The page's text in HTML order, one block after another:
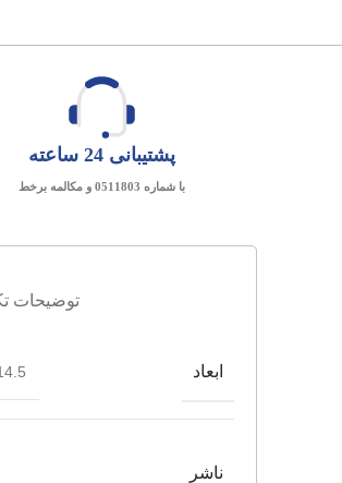
پشتیبانی 24 ساعته
با شماره 0511803 و مکالمه برخط
توضیحات
ابعاد
ناشر